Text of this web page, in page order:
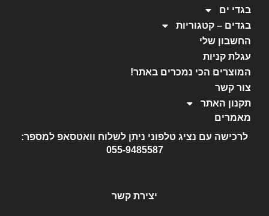
בגדי ים
בגדים – קטגוריות
החשבון שלי
עגלת קניות
המוצרים הכי נמכרים באתר!
צור קשר
תקנון האתר
מאמרים
לרכישה עם נציג טלפוני ניתן לשלוח וואטסאפ למספר:
055-9485587
יצירת קשר